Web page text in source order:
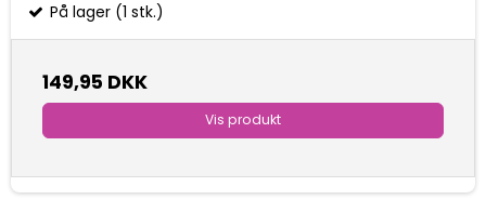
På lager (1 stk.)
149,95 DKK
Vis produkt